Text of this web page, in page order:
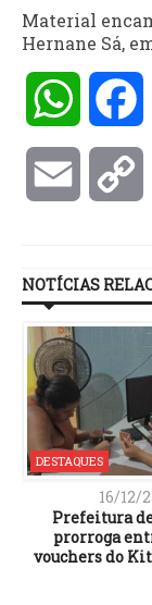
Material
Hernane Sá,
Email
NOTÍCIAS
DESTAQUES
16/12/
Prefeitura
prorroga
vouchers do